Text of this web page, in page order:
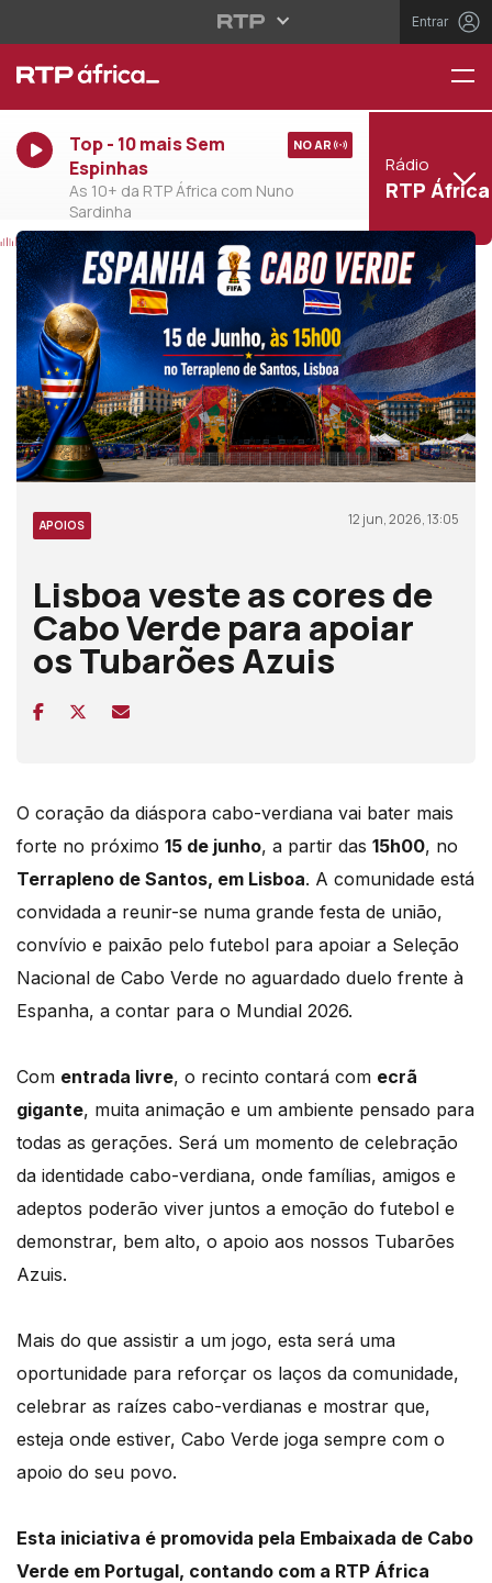
Entrar
Top - 10 mais Sem
Espinhas
As 10+ da RTP África com Nuno
Sardinha
NO AR
Rádio
RTP África
APOIOS 12 jun, 2026, 13:05
Lisboa veste as cores de
Cabo Verde para apoiar
os Tubarões Azuis
O coração da diáspora cabo-verdiana vai bater mais
forte no próximo 15 de junho, a partir das 15h00, no
Terrapleno de Santos, em Lisboa. A comunidade está
convidada a reunir-se numa grande festa de união,
convívio e paixão pelo futebol para apoiar a Seleção
Nacional de Cabo Verde no aguardado duelo frente à
Espanha, a contar para o Mundial 2026.
Com entrada livre, o recinto contará com ecrã
gigante, muita animação e um ambiente pensado para
todas as gerações. Será um momento de celebração
da identidade cabo-verdiana, onde famílias, amigos e
adeptos poderão viver juntos a emoção do futebol e
demonstrar, bem alto, o apoio aos nossos Tubarões
Azuis.
Mais do que assistir a um jogo, esta será uma
oportunidade para reforçar os laços da comunidade,
celebrar as raízes cabo-verdianas e mostrar que,
esteja onde estiver, Cabo Verde joga sempre com o
apoio do seu povo.
Esta iniciativa é promovida pela Embaixada de Cabo
Verde em Portugal, contando com a RTP África